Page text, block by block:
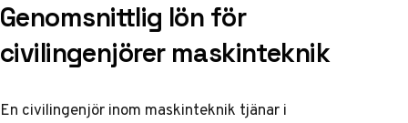
Genomsnittlig lön för
civilingenjörer maskinteknik
En civilingenjör inom maskinteknik tjänar i